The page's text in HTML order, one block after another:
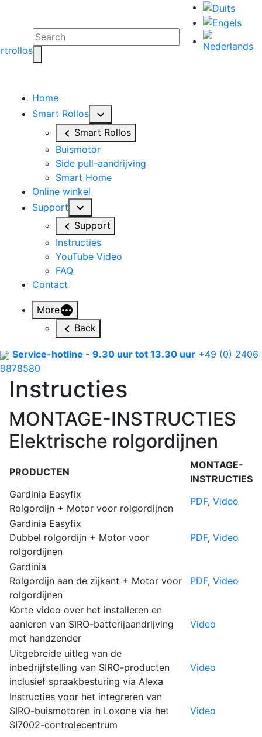
Home
Smart Rollos
Smart Rollos
Buismotor
Side pull-aandrijving
Smart Home
Online winkel
Support
Support
Instructies
YouTube Video
FAQ
Contact
More
Back
Service-hotline - 9.30 uur tot 13.30 uur +49 (0) 2406
9878580
Instructies
MONTAGE-INSTRUCTIES
Elektrische rolgordijnen
PRODUCTEN
MONTAGE-
INSTRUCTIES
Gardinia Easyfix
Rolgordijn + Motor voor rolgordijnen
PDF, Video
Gardinia Easyfix
Dubbel rolgordijn + Motor voor
rolgordijnen
PDF, Video
Gardinia
Rolgordijn aan de zijkant + Motor voor
rolgordijnen
PDF, Video
Korte video over het installeren en
aanleren van SIRO-batterijaandrijving
met handzender
Video
Uitgebreide uitleg van de
inbedrijfstelling van SIRO-producten
inclusief spraakbesturing via Alexa
Video
Instructies voor het integreren van
SIRO-buismotoren in Loxone via het
SI7002-controlecentrum
Video